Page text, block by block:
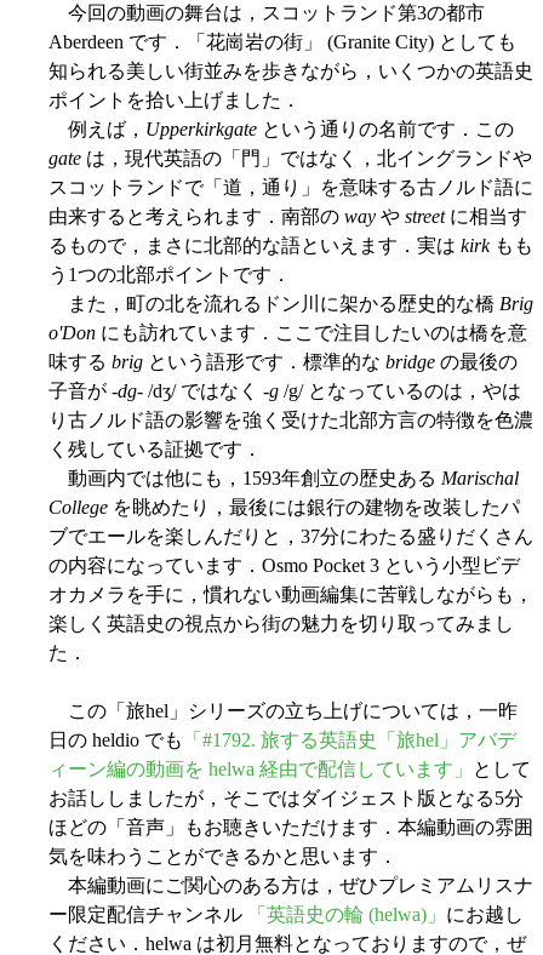
今回の動画の舞台は，スコットランド第3の都市
Aberdeen です．「花崗岩の街」 (Granite City) としても
知られる美しい街並みを歩きながら，いくつかの英語史
ポイントを拾い上げました．
例えば， Upperkirkgate という通りの名前です．この
gate は，現代英語の「門」ではなく，北イングランドや
スコットランドで「道，通り」を意味する古ノルド語に
由来すると考えられます．南部の way や streetに相当す
るもので，まさに北部的な語といえます．実は kirkもも
う1つの北部ポイントです．
また，町の北を流れるドン川に架かる歴史的な橋 Brig
o'Don にも訪れています．ここで注目したいのは橋を意
味する brig という語形です．標準的な bridge の最後の
子音が -dg- /dʒ/ ではなく -g /g/ となっているのは，やは
り古ノルド語の影響を強く受けた北部方言の特徴を色濃
く残している証拠です．
動画内では他にも，1593年創立の歴史ある Marischal
College を眺めたり，最後には銀行の建物を改装したパ
ブでエールを楽しんだりと，37分にわたる盛りだくさん
の内容になっています．Osmo Pocket 3 という小型ビデ
オカメラを手に，慣れない動画編集に苦戦しながらも，
楽しく英語史の視点から街の魅力を切り取ってみまし
た．
この「旅hel」シリーズの立ち上げについては，一昨
日の heldio でも
「#1792. 旅する英語史「旅hel」アバデ
ィーン編の動画を helwa 経由で配信しています」
として
お話ししましたが，そこではダイジェスト版となる5分
ほどの「音声」もお聴きいただけます．本編動画の雰囲
気を味わうことができるかと思います．
本編動画にご関心のある方は，ぜひプレミアムリスナ
ー限定配信チャンネル
「英語史の輪 (helwa)」 にお越し
ください．helwa は初月無料となっておりますので，ぜ